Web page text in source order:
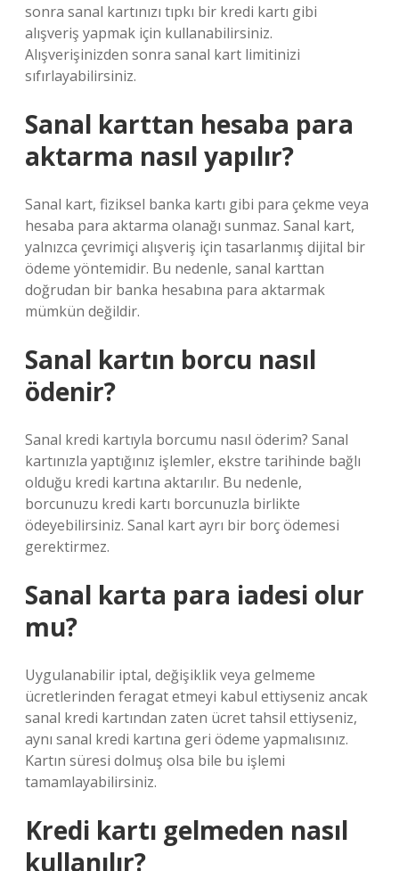
sonra sanal kartınızı tıpkı bir kredi kartı gibi
alışveriş yapmak için kullanabilirsiniz.
Alışverişinizden sonra sanal kart limitinizi
sıfırlayabilirsiniz.
Sanal karttan hesaba para
aktarma nasıl yapılır?
Sanal kart, fiziksel banka kartı gibi para çekme veya
hesaba para aktarma olanağı sunmaz. Sanal kart,
yalnızca çevrimiçi alışveriş için tasarlanmış dijital bir
ödeme yöntemidir. Bu nedenle, sanal karttan
doğrudan bir banka hesabına para aktarmak
mümkün değildir.
Sanal kartın borcu nasıl
ödenir?
Sanal kredi kartıyla borcumu nasıl öderim? Sanal
kartınızla yaptığınız işlemler, ekstre tarihinde bağlı
olduğu kredi kartına aktarılır. Bu nedenle,
borcunuzu kredi kartı borcunuzla birlikte
ödeyebilirsiniz. Sanal kart ayrı bir borç ödemesi
gerektirmez.
Sanal karta para iadesi olur
mu?
Uygulanabilir iptal, değişiklik veya gelmeme
ücretlerinden feragat etmeyi kabul ettiyseniz ancak
sanal kredi kartından zaten ücret tahsil ettiyseniz,
aynı sanal kredi kartına geri ödeme yapmalısınız.
Kartın süresi dolmuş olsa bile bu işlemi
tamamlayabilirsiniz.
Kredi kartı gelmeden nasıl
kullanılır?